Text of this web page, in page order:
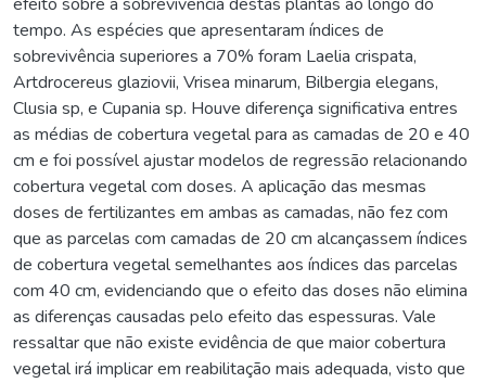
tempo. As espécies que apresentaram índices de
sobrevivência superiores a 70% foram Laelia crispata,
Artdrocereus glaziovii, Vrisea minarum, Bilbergia elegans,
Clusia sp, e Cupania sp. Houve diferença significativa entres
as médias de cobertura vegetal para as camadas de 20 e 40
cm e foi possível ajustar modelos de regressão relacionando
cobertura vegetal com doses. A aplicação das mesmas
doses de fertilizantes em ambas as camadas, não fez com
que as parcelas com camadas de 20 cm alcançassem índices
de cobertura vegetal semelhantes aos índices das parcelas
com 40 cm, evidenciando que o efeito das doses não elimina
as diferenças causadas pelo efeito das espessuras. Vale
ressaltar que não existe evidência de que maior cobertura
vegetal irá implicar em reabilitação mais adequada, visto que